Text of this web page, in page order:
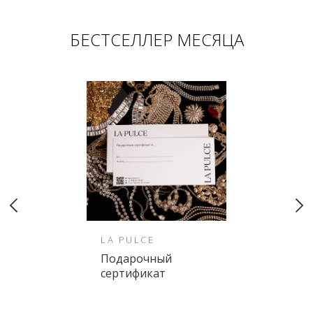
БЕСТСЕЛЛЕР МЕСЯЦА
LA PULCE
Подарочный
сертификат